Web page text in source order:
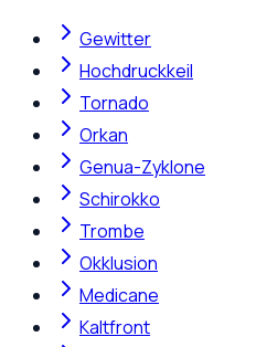
Gewitter
Hochdruckkeil
Tornado
Orkan
Genua-Zyklone
Schirokko
Trombe
Okklusion
Medicane
Kaltfront